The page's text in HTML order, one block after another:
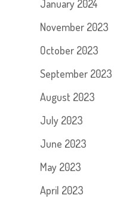
January 2024
November 2023
October 2023
September 2023
August 2023
July 2023
June 2023
May 2023
April 2023